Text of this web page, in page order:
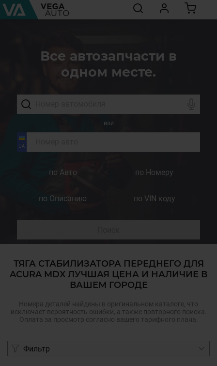
Все автозапчасти в
одном месте.
или
по Авто по Номеру
по Описанию по VIN коду
ТЯГА СТАБИЛИЗАТОРА ПЕРЕДНЕГО ДЛЯ
ACURA MDX ЛУЧШАЯ ЦЕНА И НАЛИЧИЕ В
ВАШЕМ ГОРОДЕ
Номера деталей найдены в оригинальном каталоге, что
исключает вероятность ошибки, а также повторного поиска.
Оплата за просмотр согласно вашего тарифного плана.
Фильтр